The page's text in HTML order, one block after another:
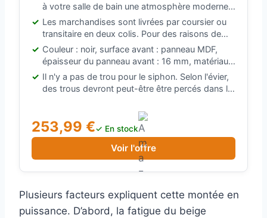
à votre salle de bain une atmosphère moderne
et attrayante.
Les marchandises sont livrées par coursier ou
transitaire en deux colis. Pour des raisons de
sécurité, veuillez fixer le meuble le plus
étroitement possible au mur.
Couleur : noir, surface avant : panneau MDF,
épaisseur du panneau avant : 16 mm, matériau
du corps : panneau laminé, épaisseur du
panneau corps : 16 mm, poignées : matière
plastique doré, les éléments avant sont en
Il n'y a pas de trou pour le siphon. Selon l'évier,
des trous devront peut-être être percés dans le
253,99 €✓ En stock
Voir l'offre
Plusieurs facteurs expliquent cette montée en
puissance. D’abord, la fatigue du beige